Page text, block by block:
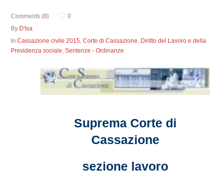
Comments (0)
0
By D'Isa
InCassazione civile 2015,Corte di Cassazione, Diritto del Lavoro e della
Previdenza sociale,Sentenze - Ordinanze
Suprema Corte di
Cassazione
sezione lavoro